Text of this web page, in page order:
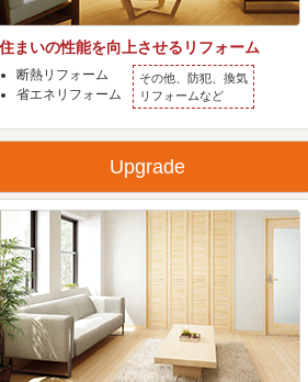
まいの性能を向上させるリフォーム
断熱リフォーム
省エネリフォーム
その他、防犯、換気
リフォームなど
Upgrade